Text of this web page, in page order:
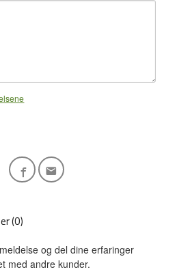
(0)
og del dine erfaringer
med andre kunder.